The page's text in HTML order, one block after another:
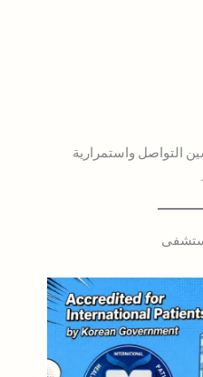
التواصل واستمرارية